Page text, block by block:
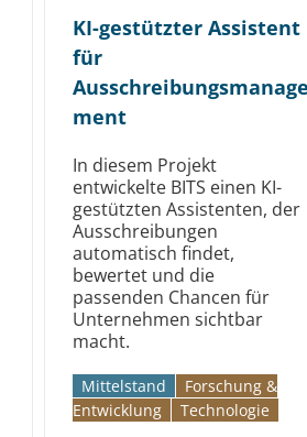
KI-gestützter Assistent
für
Ausschreibungsmanage
ment
In diesem Projekt
entwickelte BITS einen KI-
gestützten Assistenten, der
Ausschreibungen
automatisch findet,
bewertet und die
passenden Chancen für
Unternehmen sichtbar
macht.
Mittelstand
Forschung &
Entwicklung
Technologie